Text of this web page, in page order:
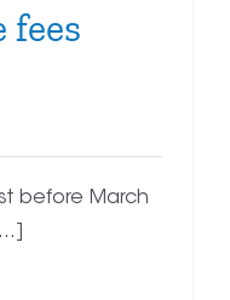
before March